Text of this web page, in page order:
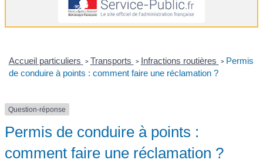
Accueil particuliers > Transports > Infractions routières > Permis
de conduire à points : comment faire une réclamation ?
Question-réponse
Permis de conduire à points :
comment faire une réclamation ?